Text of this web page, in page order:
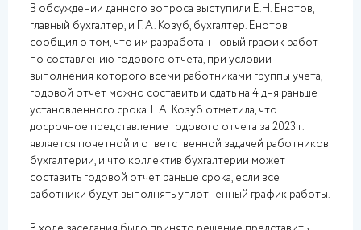
В обсуждении данного вопроса выступили Е.Н. Енотов,
главный бухгалтер, и Г.А. Козуб, бухгалтер. Енотов
сообщил о том, что им разработан новый график работ
по составлению годового отчета, при условии
выполнения которого всеми работниками группы учета,
годовой отчет можно составить и сдать на 4 дня раньше
установленного срока. Г.А. Козуб отметила, что
досрочное представление годового отчета за 2023 г.
является почетной и ответственной задачей работников
бухгалтерии, и что коллектив бухгалтерии может
составить годовой отчет раньше срока, если все
работники будут выполнять уплотненный график работы.